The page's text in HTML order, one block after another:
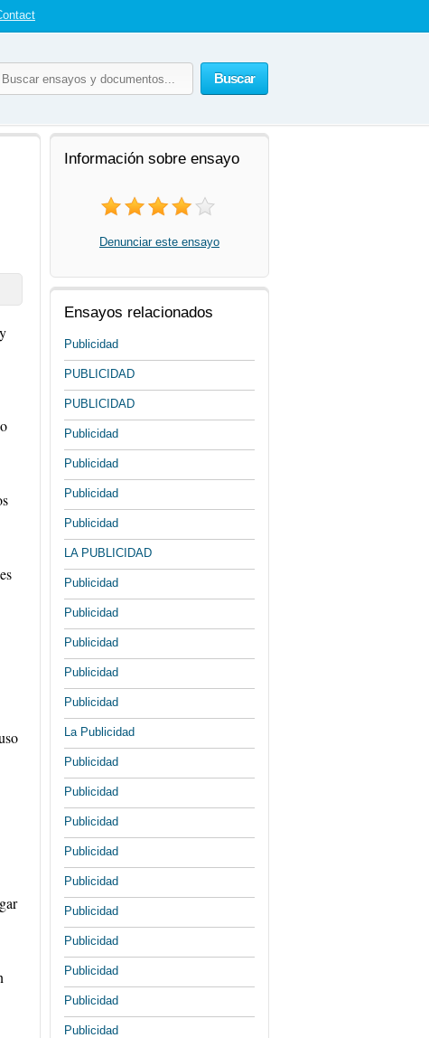
Buscar
Información sobre ensayo
Denunciar este ensayo
Ensayos relacionados
Publicidad
PUBLICIDAD
PUBLICIDAD
Publicidad
Publicidad
Publicidad
Publicidad
LA PUBLICIDAD
Publicidad
Publicidad
Publicidad
Publicidad
Publicidad
La Publicidad
Publicidad
Publicidad
Publicidad
Publicidad
Publicidad
Publicidad
Publicidad
Publicidad
Publicidad
Publicidad